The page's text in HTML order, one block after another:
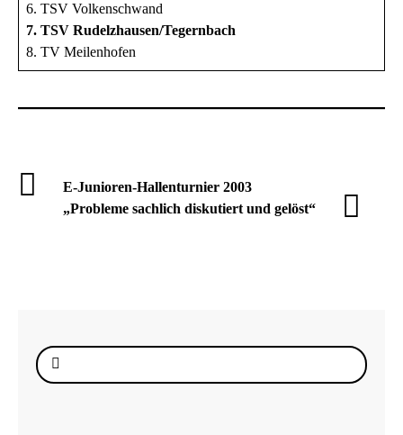
6. TSV Volkenschwand
7. TSV Rudelzhausen/Tegernbach
8. TV Meilenhofen
E-Junioren-Hallenturnier 2003
„Probleme sachlich diskutiert und gelöst“
Suche
nach: